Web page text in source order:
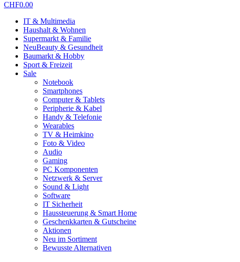
CHF0.00
IT & Multimedia
Haushalt & Wohnen
Supermarkt & Familie
NeuBeauty & Gesundheit
Baumarkt & Hobby
Sport & Freizeit
Sale
Notebook
Smartphones
Computer & Tablets
Peripherie & Kabel
Handy & Telefonie
Wearables
TV & Heimkino
Foto & Video
Audio
Gaming
PC Komponenten
Netzwerk & Server
Sound & Light
Software
IT Sicherheit
Haussteuerung & Smart Home
Geschenkkarten & Gutscheine
Aktionen
Neu im Sortiment
Bewusste Alternativen